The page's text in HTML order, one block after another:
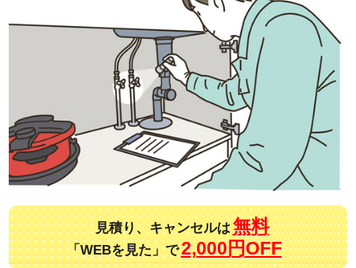
見積り、キャンセルは 無料
「WEBを見た」で2,000円OFF